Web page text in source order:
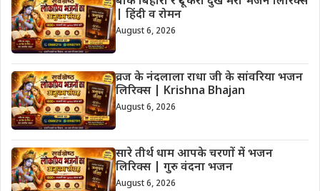
| हिंदी व रोमन
August 6, 2026
व्रज के नंदलाला राधा जी के सांवरिया भजन
लिरिक्स | Krishna Bhajan
August 6, 2026
सारे तीर्थ धाम आपके चरणों में भजन
लिरिक्स | गुरु वंदना भजन
August 6, 2026